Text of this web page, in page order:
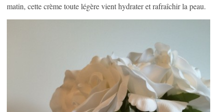
matin, cette crème toute légère vient hydrater et rafraîchir la peau.